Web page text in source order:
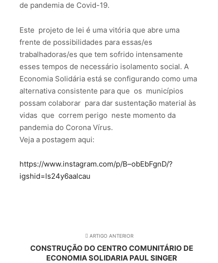
de pandemia de Covid-19.
Este projeto de lei é uma vitória que abre uma
frente de possibilidades para essas/es
trabalhadoras/es que tem sofrido intensamente
esses tempos de necessário isolamento social. A
Economia Solidária está se configurando como uma
alternativa consistente para que os municípios
possam colaborar para dar sustentação material às
vidas que correm perigo neste momento da
pandemia do Corona Vírus.
Veja a postagem aqui:
https://www.instagram.com/p/B–obEbFgnD/?
igshid=ls24y6aalcau
ARTIGO ANTERIOR
CONSTRUÇÃO DO CENTRO COMUNITÁRIO DE
ECONOMIA SOLIDARIA PAUL SINGER